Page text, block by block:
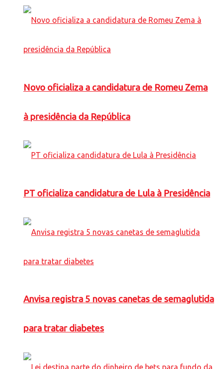
Novo oficializa a candidatura de Romeu Zema
à presidência da República
PT oficializa candidatura de Lula à Presidência
Anvisa registra 5 novas canetas de semaglutida
para tratar diabetes